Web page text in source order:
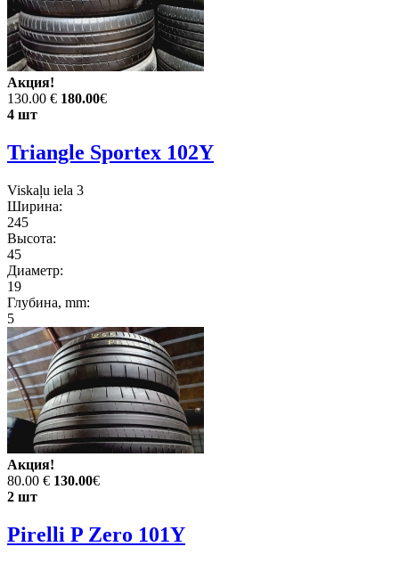
Акция!
130.00 € 180.00€
4 шт
Triangle Sportex 102Y
Viskaļu iela 3
Ширина:
245
Высота:
45
Диаметр:
19
Глубина, mm:
5
Акция!
80.00 € 130.00€
2 шт
Pirelli P Zero 101Y